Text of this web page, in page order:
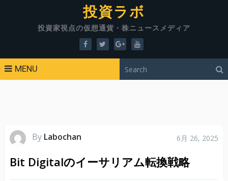
投資ラボ
投資家視点の仮想通貨・株ニュースメディア
MENU
By Labochan 6月 26, 2025
Bit Digitalのイーサリアム転換戦略